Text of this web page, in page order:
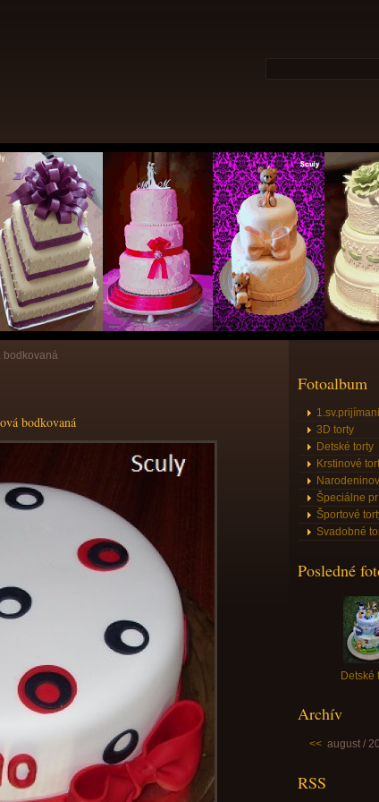
bodkovaná
bodkovaná
Fotoalbum
3D torty
Detské torty
Krstinové
Špeciálne
Športové
Svadobné
Posledné
Detské
Archív
<< august /
RSS